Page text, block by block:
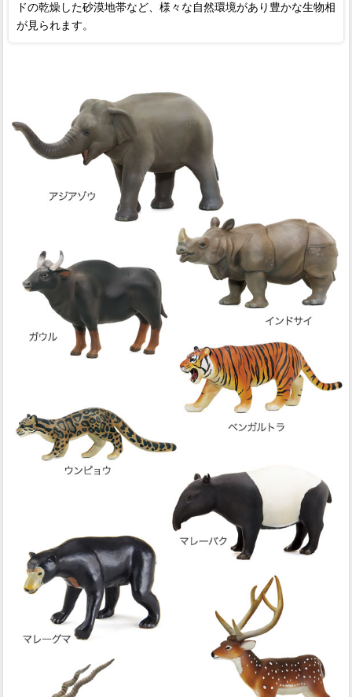
ドの乾燥した砂漠地帯など、様々な自然環境があり豊かな生物相
が見られます。